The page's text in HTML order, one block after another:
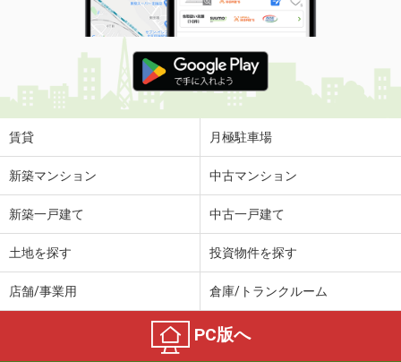
賃貸 月極駐車場
新築マンション 中古マンション
新築一戸建て 中古一戸建て
土地を探す 投資物件を探す
店舗/事業用 倉庫/トランクルーム
PC版へ